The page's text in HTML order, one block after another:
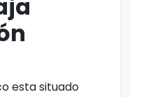
esta situado